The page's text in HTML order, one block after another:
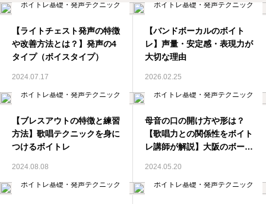
ボイトレ基礎・発声テクニック
【ライトチェスト発声の特徴
や改善方法とは？】発声の4
タイプ（ボイスタイプ）
2024.07.17
ボイトレ基礎・発声テクニック
【バンドボーカルのボイト
レ】声量・安定感・表現力が
大切な理由
2026.02.25
ボイトレ基礎・発声テクニック
【ブレスアウトの特徴と練習
方法】歌唱テクニックを身に
つけるボイトレ
2024.08.08
ボイトレ基礎・発声テクニック
母音の口の開け方や形は？
【歌唱力との関係性をボイト
レ講師が解説】大阪のボーカ
2024.05.20
ボイトレ基礎・発声テクニック ボイトレ基礎・発声テクニック